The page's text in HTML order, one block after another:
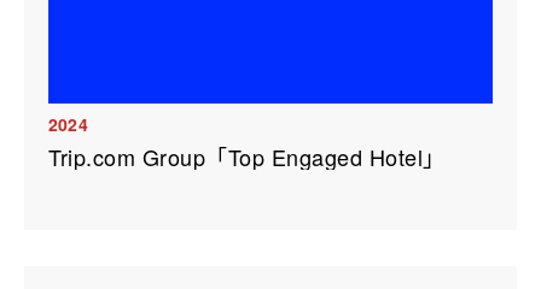
2024
Trip.com Group「Top Engaged Hotel」